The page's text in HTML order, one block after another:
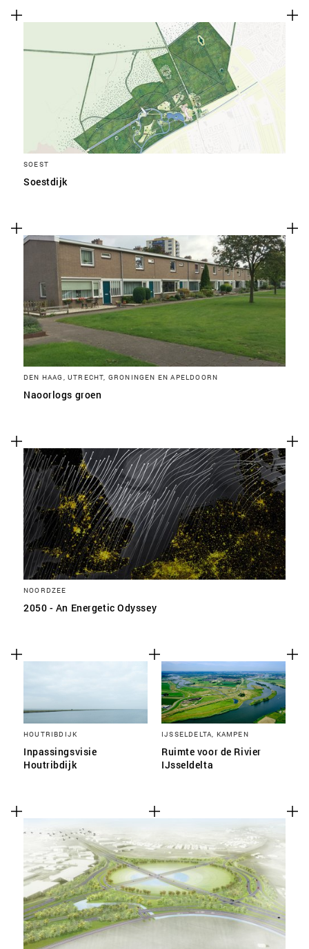
SOEST
Soestdijk
DEN HAAG, UTRECHT, GRONINGEN EN APELDOORN
Naoorlogs groen
NOORDZEE
2050 - An Energetic Odyssey
HOUTRIBDIJK
Inpassingsvisie
Houtribdijk
IJSSELDELTA, KAMPEN
Ruimte voor de Rivier
IJsseldelta